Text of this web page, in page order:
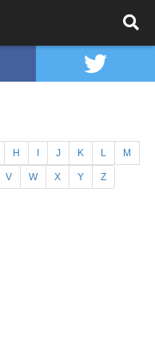
H J K L M
V W X Y Z